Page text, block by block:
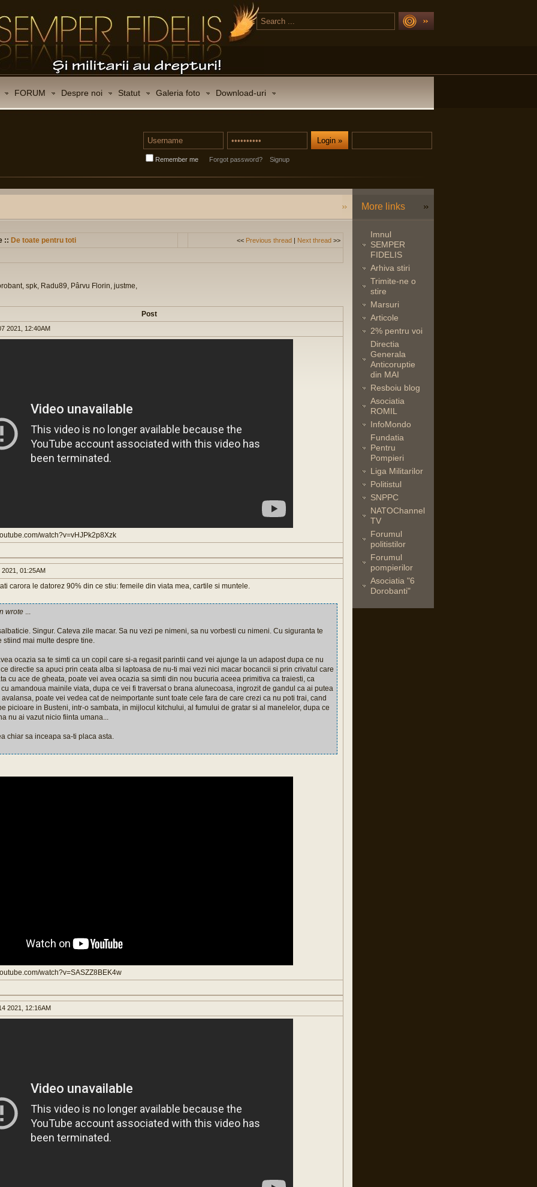
FORUM Despre noi Statut Galeria foto Download-uri
Remember me Forgot password? Signup
:: De toate pentru toti << Previous thread | Next thread >>
spk, Radu89, Pârvu Florin, justme,
Post
2021, 12:40AM
watch?v=vHJPk2p8Xzk
01:25AM
carora le datorez 90% din ce stiu: femeile din viata mea, cartile si muntele.
wrote ...
Singur. Cateva zile macar. Sa nu vezi pe nimeni, sa nu vorbesti cu nimeni. Cu siguranta te
stiind mai multe despre tine.
ocazia sa te simti ca un copil care si-a regasit parintii cand vei ajunge la un adapost dupa ce nu
directie sa apuci prin ceata alba si laptoasa de nu-ti mai vezi nici macar bocancii si prin crivatul care
cu ace de gheata, poate vei avea ocazia sa simti din nou bucuria aceea primitiva ca traiesti, ca
amandoua mainile viata, dupa ce vei fi traversat o brana alunecoasa, ingrozit de gandul ca ai putea
poate vei vedea cat de neimportante sunt toate cele fara de care crezi ca nu poti trai, cand
picioare in Busteni, intr-o sambata, in mijlocul kitchului, al fumului de gratar si al manelelor, dupa ce
nu ai vazut nicio fiinta umana...
chiar sa inceapa sa-ti placa asta.
watch?v=SASZZ8BEK4w
2021, 12:16AM
More links
Imnul
SEMPER
FIDELIS
Arhiva stiri
Trimite-ne o
stire
Marsuri
Articole
2% pentru voi
Directia
Generala
Anticoruptie
din MAI
Resboiu blog
Asociatia
ROMIL
InfoMondo
Fundatia
Pentru
Pompieri
Liga Militarilor
Politistul
SNPPC
NATOChannel
TV
Forumul
politistilor
Forumul
pompierilor
Asociatia "6
Dorobanti"